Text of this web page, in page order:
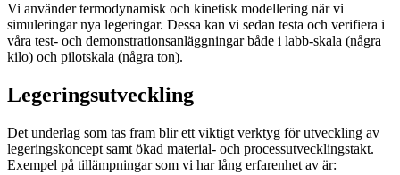
Vi använder termodynamisk och kinetisk modellering när vi
simuleringar nya legeringar. Dessa kan vi sedan testa och verifiera i
våra test- och demonstrationsanläggningar både i labb-skala (några
kilo) och pilotskala (några ton).
Legeringsutveckling
Det underlag som tas fram blir ett viktigt verktyg för utveckling av
legeringskoncept samt ökad material- och processutvecklingstakt.
Exempel på tillämpningar som vi har lång erfarenhet av är: